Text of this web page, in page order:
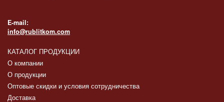
E-mail:
info@rublitkom.com
КАТАЛОГ ПРОДУКЦИИ
О компании
О продукции
Оптовые скидки и условия сотрудничества
Доставка